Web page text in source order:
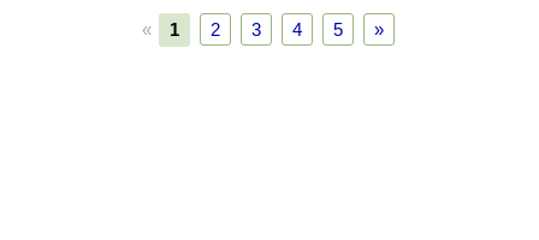
« 1 2 3 4 5 »